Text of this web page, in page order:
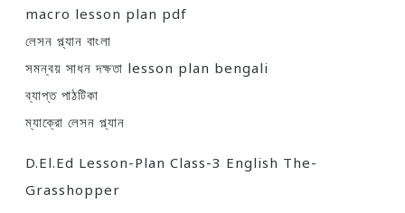
macro lesson plan pdf
লেসন প্ল্যান বাংলা
সমন্বয় সাধন দক্ষতা lesson plan bengali
ব্যাপ্ত পাঠটিকা
ম্যাক্রো লেসন প্ল্যান
D.El.Ed Lesson-Plan Class-3 English The-
Grasshopper